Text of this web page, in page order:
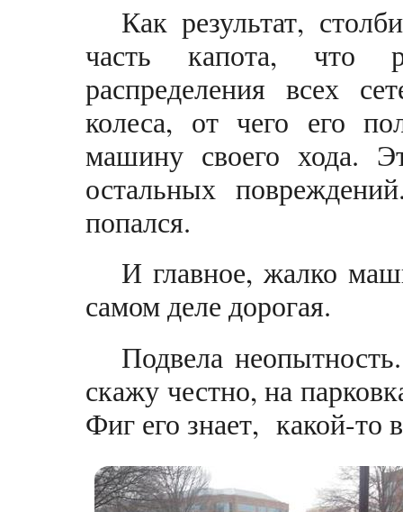
Как результат,
часть капота, что
распределения всех
колеса, от чего его
машину своего хода.
остальных
попался.
И главное, жалко
самом деле дорогая.
Подвела
скажу честно, на
Фиг его знает, какой-то